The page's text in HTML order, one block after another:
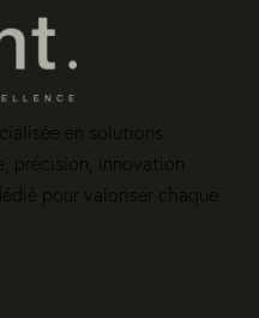
en solutions
précision, innovation
pour valoriser chaque